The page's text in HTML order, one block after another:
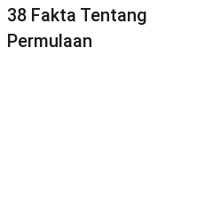
38 Fakta Tentang
Permulaan